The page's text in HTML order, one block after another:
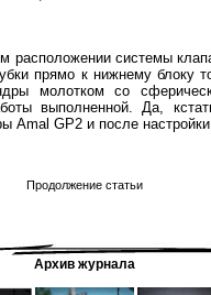
расположении системы
прямо к нижнему блоку
молотком со
выполненной. Да,
Amal GP2 и после
Продолжение статьи
Архив журнала